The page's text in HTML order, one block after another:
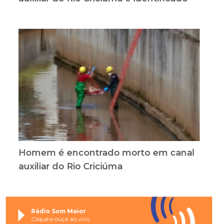
Homem é encontrado morto em canal
auxiliar do Rio Criciúma
Rádio Som Maior
Clique e ouça ao vivo